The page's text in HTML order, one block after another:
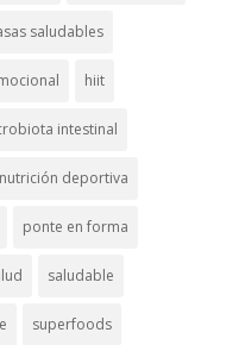
saludables
hiit
intestinal
nutrición deportiva
ponte en forma
saludable
superfoods